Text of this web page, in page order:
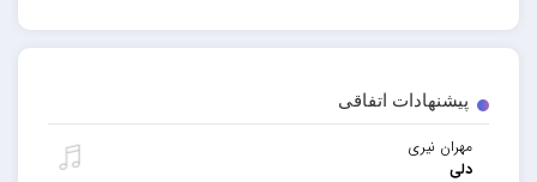
پیشنهادات اتفاقی
مهران نیری
دلی